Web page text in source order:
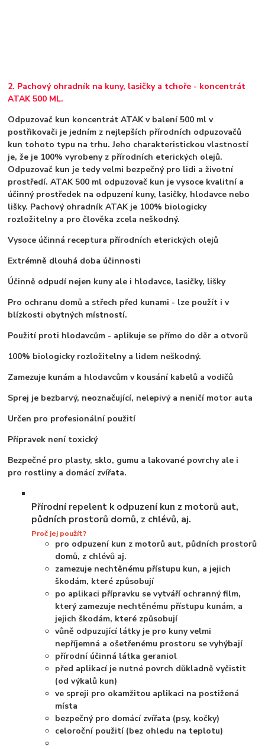
2. Pachový ohradník na kuny, lasičky a tchoře - koncentrát
ATAK 500 ML.
Odpuzovač kun koncentrátATAKv balení 500 ml v
postřikovači je jedním z nejlepších přírodních odpuzovačů
kun tohoto typu na trhu. Jeho charakteristickou vlastností
je, že je 100% vyrobeny z přírodních eterických olejů.
Odpuzovač kun je tedy velmi bezpečný pro lidi a životní
prostředí.ATAK 500 ml odpuzovač kun je vysoce kvalitní a
účinný prostředek na odpuzení kuny, lasičky, hlodavce nebo
lišky. Pachový ohradník ATAK je 100% biologicky
rozložitelny a pro člověka zcela neškodný.
Vysoce účinná receptura přírodních eterických olejů
Extrémně dlouhá doba účinnosti
Účinně odpudí nejen kuny ale i hlodavce, lasičky, lišky
Pro ochranu domů a střech před kunami - lze použít i v
blízkosti obytných místností.
Použití proti hlodavcům - aplikuje se přímo do děr a otvorů
100% biologicky rozložitelny a lidem neškodný.
Zamezuje kunám a hlodavcům v kousání kabelů a vodičů
Sprej je bezbarvý, neoznačující, nelepivý a neničí motor auta
Určen pro profesionální použití
Přípravek není toxický
Bezpečné pro plasty, sklo, gumu a lakované povrchy ale i
pro rostliny a domácí zvířata.
Přírodní repelent k odpuzení kun z motorů aut,
půdních prostorů domů, z chlévů, aj.
Proč jej použít?
pro odpuzení kun z motorů aut, půdních prostorů
domů, z chlévů aj.
zamezuje nechtěnému přístupu kun, a jejich
škodám, které způsobují
po aplikaci přípravku se vytváří ochranný film,
který zamezuje nechtěnému přístupu kunám, a
jejich škodám, které způsobují
vůně odpuzující látky je pro kuny velmi
nepříjemná a ošetřenému prostoru se vyhýbají
přírodní účinná látka geraniol
před aplikací je nutné povrch důkladně vyčistit
(od výkalů kun)
ve spreji pro okamžitou aplikaci na postižená
místa
bezpečný pro domácí zvířata (psy, kočky)
celoroční použití (bez ohledu na teplotu)